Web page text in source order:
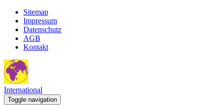
Sitemap
Impressum
Datenschutz
AGB
Kontakt
International
Toggle navigation